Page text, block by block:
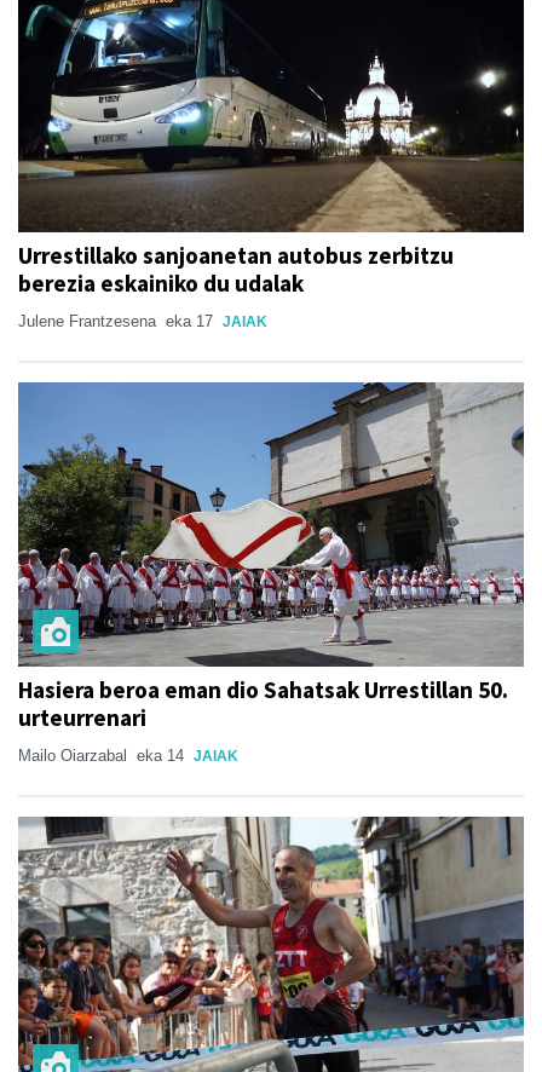
Urrestillako sanjoanetan autobus zerbitzu
berezia eskainiko du udalak
Julene Frantzesena eka 17 JAIAK
Hasiera beroa eman dio Sahatsak Urrestillan 50.
urteurrenari
Mailo Oiarzabal eka 14 JAIAK